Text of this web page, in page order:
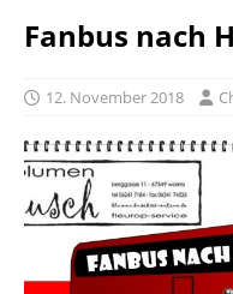
Fanbus nach
12. November 2018